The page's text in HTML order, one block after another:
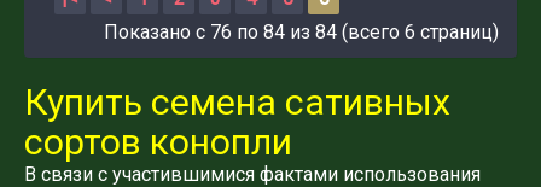
Показано с 76 по 84 из 84 (всего 6 страниц)
Купить семена сативных
сортов конопли
В связи с участившимися фактами использования